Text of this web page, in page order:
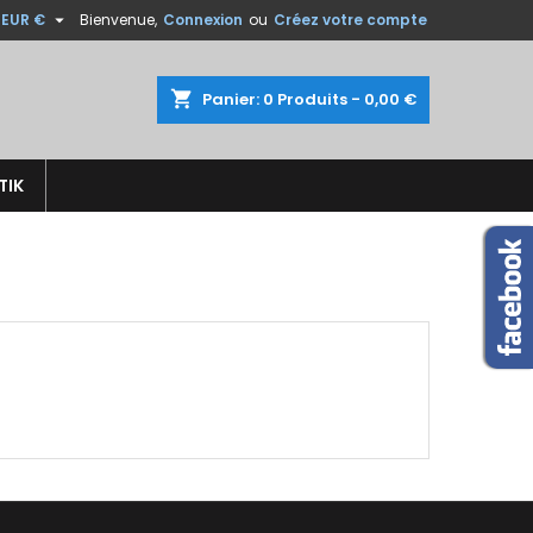
Bienvenue, Connexion ou Créez votre compte
EUR € 
shopping_cart Panier: 0 Produits - 0,00 €